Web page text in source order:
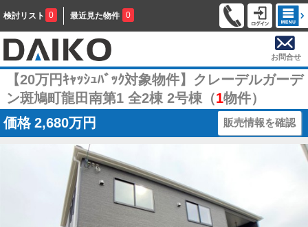
検討リスト 0 最近見た物件 0
お問合せ
【20万円ｷｬｯｼｭﾊﾞｯｸ対象物件】クレーデルガーデ
ン斑鳩町龍田南第1 全2棟 2号棟（1物件）
価格 2,680万円 販売情報を確認